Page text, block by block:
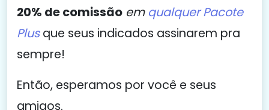
20% de comissão em qualquer Pacote
Plusque seus indicados assinarem pra
sempre!
Então, esperamos por você e seus
amigos.